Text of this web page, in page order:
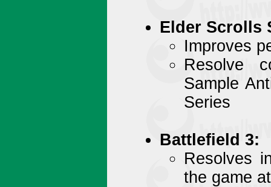
Elder Scrolls
Improves
Resolve
Sample
Series
Battlefield 3:
Resolves
the game